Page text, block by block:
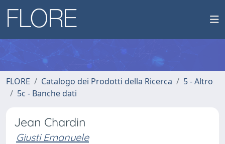
FLORE Catalogo dei Prodotti della Ricerca
5 - Altro
5c - Banche dati
Jean Chardin
Giusti Emanuele